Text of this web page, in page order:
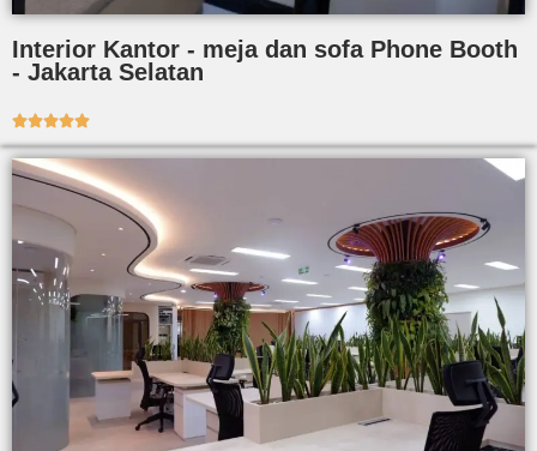
Interior Kantor - meja dan sofa Phone Booth
- Jakarta Selatan
